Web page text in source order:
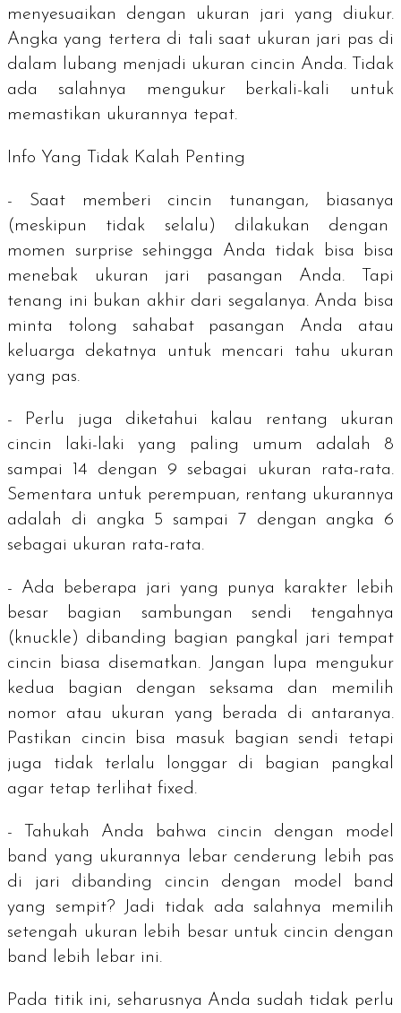
menyesuaikan dengan ukuran jari yang diukur.
Angka yang tertera di tali saat ukuran jari pas di
dalam lubang menjadi ukuran cincin Anda. Tidak
ada salahnya mengukur berkali-kali untuk
memastikan ukurannya tepat.
Info Yang Tidak Kalah Penting
- Saat memberi cincin tunangan, biasanya
(meskipun tidak selalu) dilakukan dengan
momen surprise sehingga Anda tidak bisa bisa
menebak ukuran jari pasangan Anda. Tapi
tenang ini bukan akhir dari segalanya. Anda bisa
minta tolong sahabat pasangan Anda atau
keluarga dekatnya untuk mencari tahu ukuran
yang pas.
- Perlu juga diketahui kalau rentang ukuran
cincin laki-laki yang paling umum adalah 8
sampai 14 dengan 9 sebagai ukuran rata-rata.
Sementara untuk perempuan, rentang ukurannya
adalah di angka 5 sampai 7 dengan angka 6
sebagai ukuran rata-rata.
- Ada beberapa jari yang punya karakter lebih
besar bagian sambungan sendi tengahnya
( knuckle ) dibanding bagian pangkal jari tempat
cincin biasa disematkan. Jangan lupa mengukur
kedua bagian dengan seksama dan memilih
nomor atau ukuran yang berada di antaranya.
Pastikan cincin bisa masuk bagian sendi tetapi
juga tidak terlalu longgar di bagian pangkal
agar tetap terlihat fixed .
- Tahukah Anda bahwa cincin dengan model
band yang ukurannya lebar cenderung lebih pas
di jari dibanding cincin dengan model band
yang sempit? Jadi tidak ada salahnya memilih
setengah ukuran lebih besar untuk cincin dengan
band
lebih lebar ini.
Pada titik ini, seharusnya Anda sudah tidak perlu